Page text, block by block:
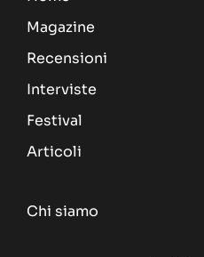
Magazine
Recensioni
Interviste
Festival
Articoli
Chi siamo